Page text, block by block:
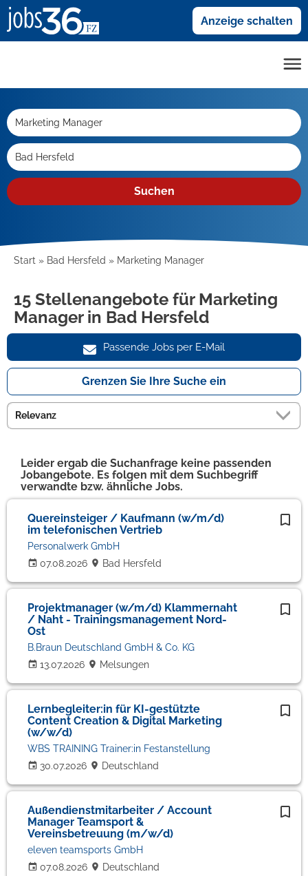
Anzeige schalten
Suchen
Start Bad Hersfeld Marketing Manager
15 Stellenangebote für Marketing
Manager in Bad Hersfeld
Passende Jobs per E-Mail
Grenzen Sie Ihre Suche ein
Leider ergab die Suchanfrage keine passenden
Jobangebote. Es folgen mit dem Suchbegriff
verwandte bzw. ähnliche Jobs.
Quereinsteiger / Kaufmann (w/m/d)
im telefonischen Vertrieb
07.08.2026
Personalwerk GmbH
Bad Hersfeld
Projektmanager (w/m/d) Klammernaht
/ Naht - Trainingsmanagement Nord-
Ost
13.07.2026
B.Braun Deutschland GmbH & Co. KG
Melsungen
Lernbegleiter:in für KI-gestützte
Content Creation & Digital Marketing
(w/w/d)
30.07.2026
WBS TRAINING Trainer:in Festanstellung
Deutschland
Außendienstmitarbeiter / Account
Manager Teamsport &
Vereinsbetreuung (m/w/d)
07.08.2026
eleven teamsports GmbH
Deutschland